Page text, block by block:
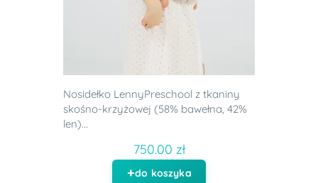
Nosidełko LennyPreschool z tkaniny
skośno-krzyżowej (58% bawełna, 42%
len)...
750.00 zł
do koszyka